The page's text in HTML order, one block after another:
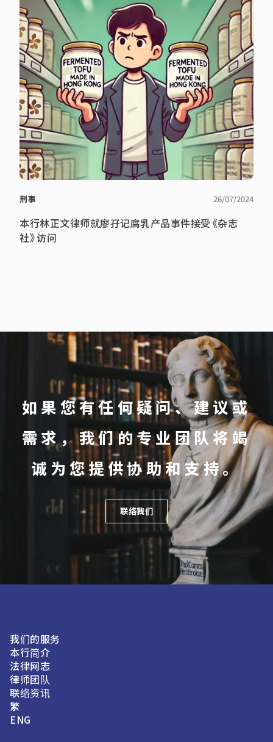
刑事 26/07/2024
本行林正文律师就廖孖记腐乳产品事件接受《杂志
社》访问
如果您有任何疑问、建议或
需求，我们的专业团队将竭
诚为您提供协助和支持。
联络我们
我们的服务
本行简介
法律网志
律师团队
联络资讯
繁
ENG